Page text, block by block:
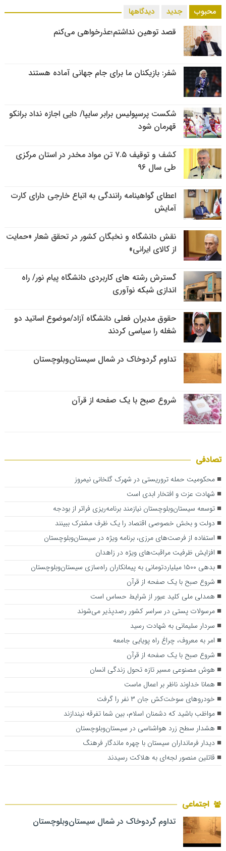
محبوب جدید دیدگاهها
قصد توهین نداشتم؛عذرخواهی می‌کنم
شفر: بازیکنان ما برای جام جهانی آماده هستند
شکست پرسپولیس برابر سایپا/ دایی اجازه نداد برانکو
قهرمان شود
کشف و توقیف ۷.۵ تن مواد مخدر در استان مرکزی
طی سال ۹۶
اعطای گواهینامه رانندگی به اتباع خارجی دارای کارت
آمایش
نقش دانشگاه و نخبگان کشور در تحقق شعار «حمایت
از کالای ایرانی»
گسترش رشته های کاربردی دانشگاه پیام نور/ راه
اندازی شبکه نوآوری
حقوق مدیران فعلی دانشگاه آزاد/موضوع اساتید دو
شغله را سیاسی کردند
تداوم گردوخاک در شمال سیستان‌وبلوچستان
شروع صبح با یک صفحه از قرآن
تصادفی
محکومیت حمله تروریستی در شهرک گلخانی نیمروز
شهادت عزت و افتخار ابدی است
توسعه سیستان‌وبلوچستان نیازمند برنامه‌ریزی فراتر از بودجه
دولت و بخش خصوصی اقتصاد را یک ظرف مشترک ببینند
استفاده از فرصت‌های مرزی، برنامه‌ ویژه در سیستان‌وبلوچستان
افزایش ظرفیت مراقبت‌های ویژه در زاهدان
بدهی ۱۵۰۰ میلیاردتومانی به پیمانکاران راه‌سازی سیستان‌وبلوچستان
شروع صبح با یک صفحه از قرآن
همدلی ملی کلید عبور از شرایط حساس است
مرسولات پستی در سراسر کشور رصدپذیر می‌شوند
سردار سلیمانی به شهادت رسید
امر به معروف، چراغ راه پویایی جامعه
شروع صبح با یک صفحه از قرآن
هوش مصنوعی مسیر تازه تحول زندگی انسان
همانا خداوند ناظر بر اعمال ماست
خودروهای سوخت‌کش جان ۳ نفر را گرفت
مواظب باشید که دشمنان اسلام، بین شما تفرقه نیندازند
هشدار سطح زرد هواشناسی در سیستان‌وبلوچستان
دیدار فرمانداران سیستان با چهره ماندگار فرهنگ
قاتلین منصور لجه‌ای به هلاکت رسیدند
اجتماعی
تداوم گردوخاک در شمال سیستان‌وبلوچستان